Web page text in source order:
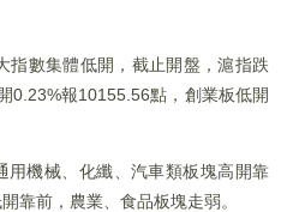
指數集體低開，截止開盤，滬指跌
0.23%報10155.56點，創業板低開
用機械、化纖、汽車類板塊高開靠
靠前，農業、食品板塊走弱。